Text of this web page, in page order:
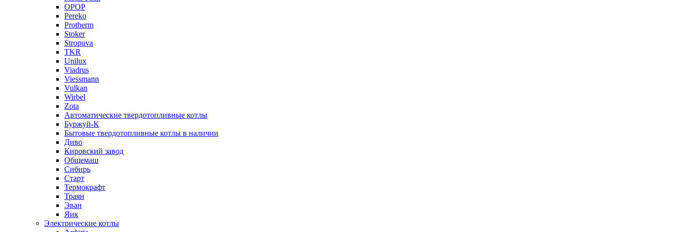
OPOP
Pereko
Protherm
Stoker
Stropuva
TKR
Unilux
Viadrus
Viessmann
Vulkan
Wirbel
Zota
Автоматические твердотопливные котлы
Буржуй-К
Бытовые твердотопливные котлы в наличии
Диво
Кировский завод
Общемаш
Сибирь
Старт
Термокрафт
Траян
Эван
Яик
Электрические котлы